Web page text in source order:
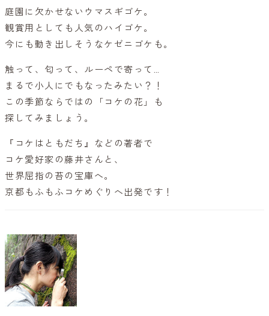
庭園に欠かせないウマスギゴケ。
観賞用としても人気のハイゴケ。
今にも動き出しそうなケゼニゴケも。
触って、匂って、ルーペで寄って…
まるで小人にでもなったみたい？！
この季節ならではの「コケの花」も
探してみましょう。
『コケはともだち』などの著者で
コケ愛好家の藤井さんと、
世界屈指の苔の宝庫へ。
京都もふもふコケめぐりへ出発です！